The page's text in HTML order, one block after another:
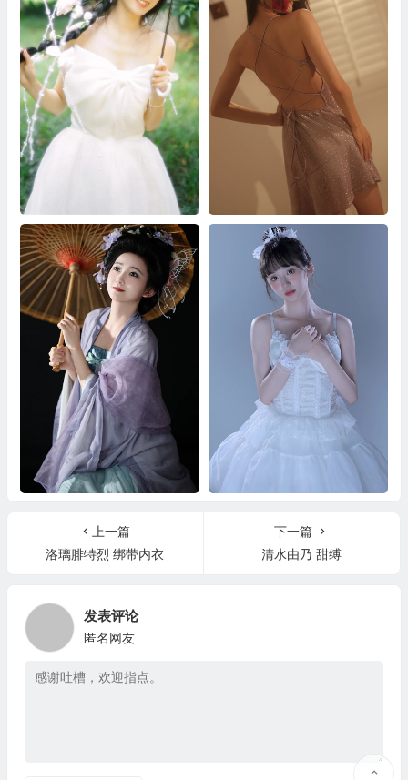
花雨 一只阿梦崽 星光下的温柔诗篇
上一篇
洛璃腓特烈 绑带内衣
下一篇
清水由乃 甜缚
发表评论
匿名网友